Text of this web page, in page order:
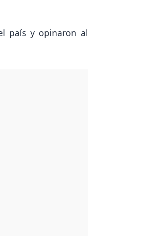
país y opinaron al